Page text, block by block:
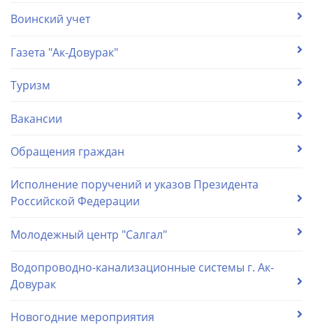
Воинский учет
Газета "Ак-Довурак"
Туризм
Вакансии
Обращения граждан
Исполнение поручений и указов Президента
Российской Федерации
Молодежный центр "Салгал"
Водопроводно-канализационные системы г. Ак-
Довурак
Новогодние мероприятия